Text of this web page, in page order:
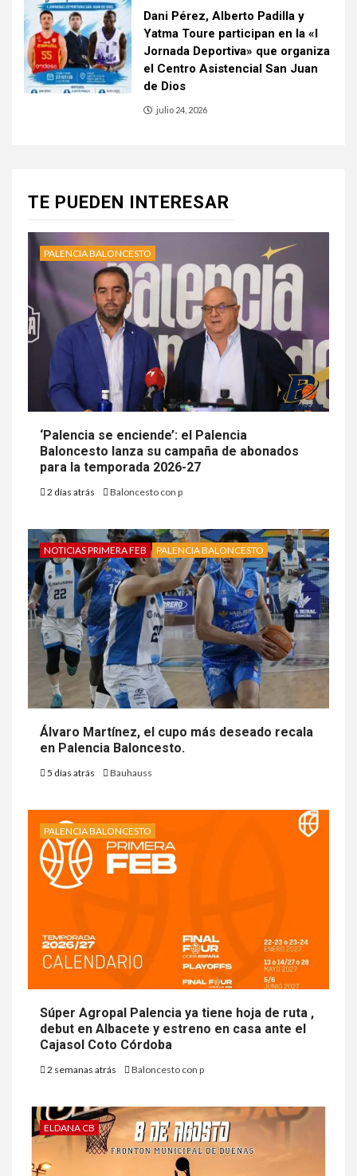
Dani Pérez, Alberto Padilla y
Yatma Toure participan en la «I
Jornada Deportiva» que organiza
el Centro Asistencial San Juan
de Dios
julio 24, 2026
TE PUEDEN INTERESAR
PALENCIA BALONCESTO
‘Palencia se enciende’: el Palencia
Baloncesto lanza su campaña de abonados
para la temporada 2026-27
2 días atrás Baloncesto con p
NOTICIAS PRIMERA FEB PALENCIA BALONCESTO
Álvaro Martínez, el cupo más deseado recala
en Palencia Baloncesto.
5 días atrás Bauhauss
PALENCIA BALONCESTO
Súper Agropal Palencia ya tiene hoja de ruta ,
debut en Albacete y estreno en casa ante el
Cajasol Coto Córdoba
2 semanas atrás Baloncesto con p
ELDANA CB